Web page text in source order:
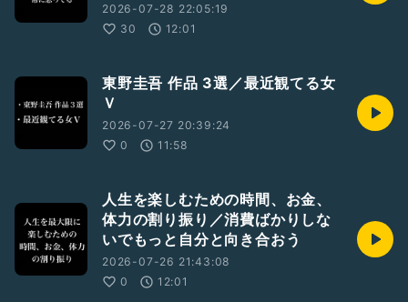
2026-07-28 22:05:19
30
12:01
東野圭吾 作品 3選／最近観てる女
Ｖ
2026-07-27 20:39:24
0
11:58
人生を楽しむための時間、お金、
体力の割り振り／消費ばかりしな
いでもっと自分と向き合おう
2026-07-26 21:43:08
0
12:01